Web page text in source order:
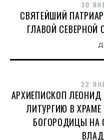
30
СВЯТЕЙШИЙ
ГЛАВОЙ СЕВЕРНОЙ
22
АРХИЕПИСКОП
ЛИТУРГИЮ В
БОГОРОДИЦЫ НА